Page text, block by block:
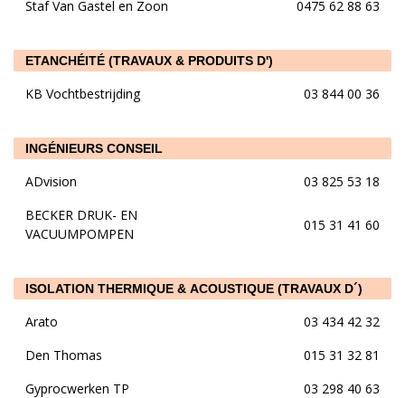
Staf Van Gastel en Zoon 0475 62 88 63
ETANCHÉITÉ (TRAVAUX & PRODUITS D')
KB Vochtbestrijding 03 844 00 36
INGÉNIEURS CONSEIL
ADvision
03 825 53 18
BECKER DRUK- EN
VACUUMPOMPEN
015 31 41 60
ISOLATION THERMIQUE & ACOUSTIQUE (TRAVAUX D´)
Arato
03 434 42 32
Den Thomas
015 31 32 81
Gyprocwerken TP
03 298 40 63